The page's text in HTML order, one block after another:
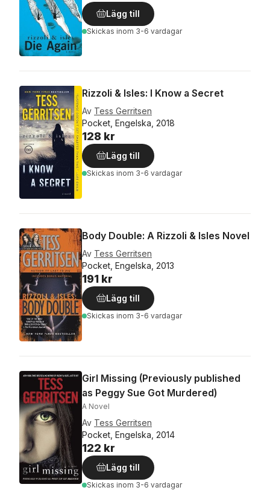
Lägg till
Skickas inom 3-6 vardagar
Rizzoli & Isles: I Know a Secret
Av Tess Gerritsen
Pocket, Engelska, 2018
128 kr
Lägg till
Skickas inom 3-6 vardagar
Body Double: A Rizzoli & Isles Novel
Av Tess Gerritsen
Pocket, Engelska, 2013
191 kr
Lägg till
Skickas inom 3-6 vardagar
Girl Missing (Previously published
as Peggy Sue Got Murdered)
A Novel
Av Tess Gerritsen
Pocket, Engelska, 2014
122 kr
Lägg till
Skickas inom 3-6 vardagar